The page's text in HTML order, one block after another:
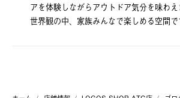
アを体験しながらアウトドア気分を味わ
世界観の中、家族みんなで楽しめる空間で